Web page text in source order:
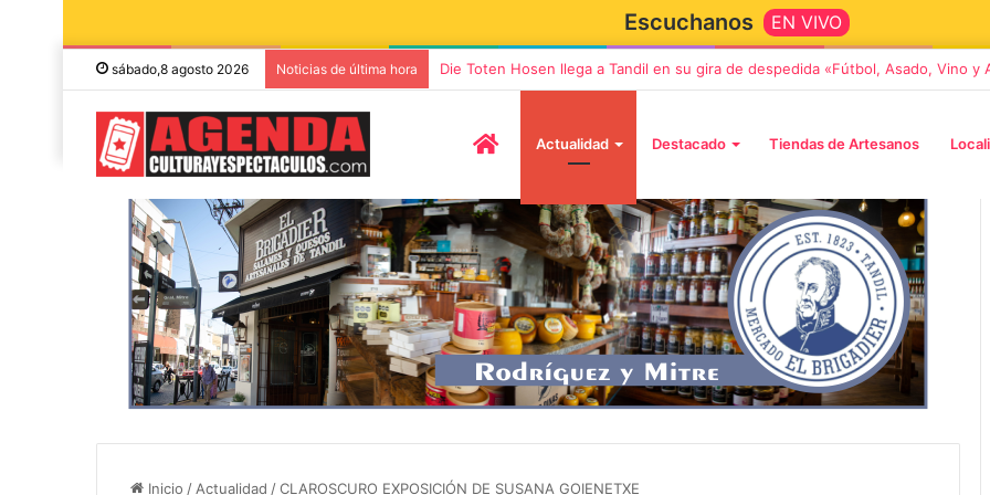
Escuchanos EN VIVO
sábado,8 agosto 2026 Noticias de última hora Die Toten Hosen llega a Tandil en su gira de despedida «Fútbol, Asado, Vino y
Actualidad Destacado Tiendas de Artesanos
Inicio / Actualidad /CLAROSCURO EXPOSICIÓN DE SUSANA GOIENETXE
Miguel Ángel Solá y Mercedes
Funes llegan a Azul con la obra
Sonares presentará «Noel», un
concierto de Navidad con dos
5 octubre, 2026
en su gira de despedida